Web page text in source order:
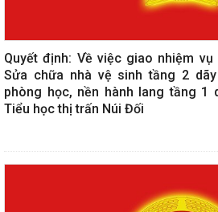
Quyết định: Về việc giao nhiệm
Sửa chữa nhà vệ sinh tầng 2
phòng học, nền hành lang tầng 1
Tiểu học thị trấn Núi Đối